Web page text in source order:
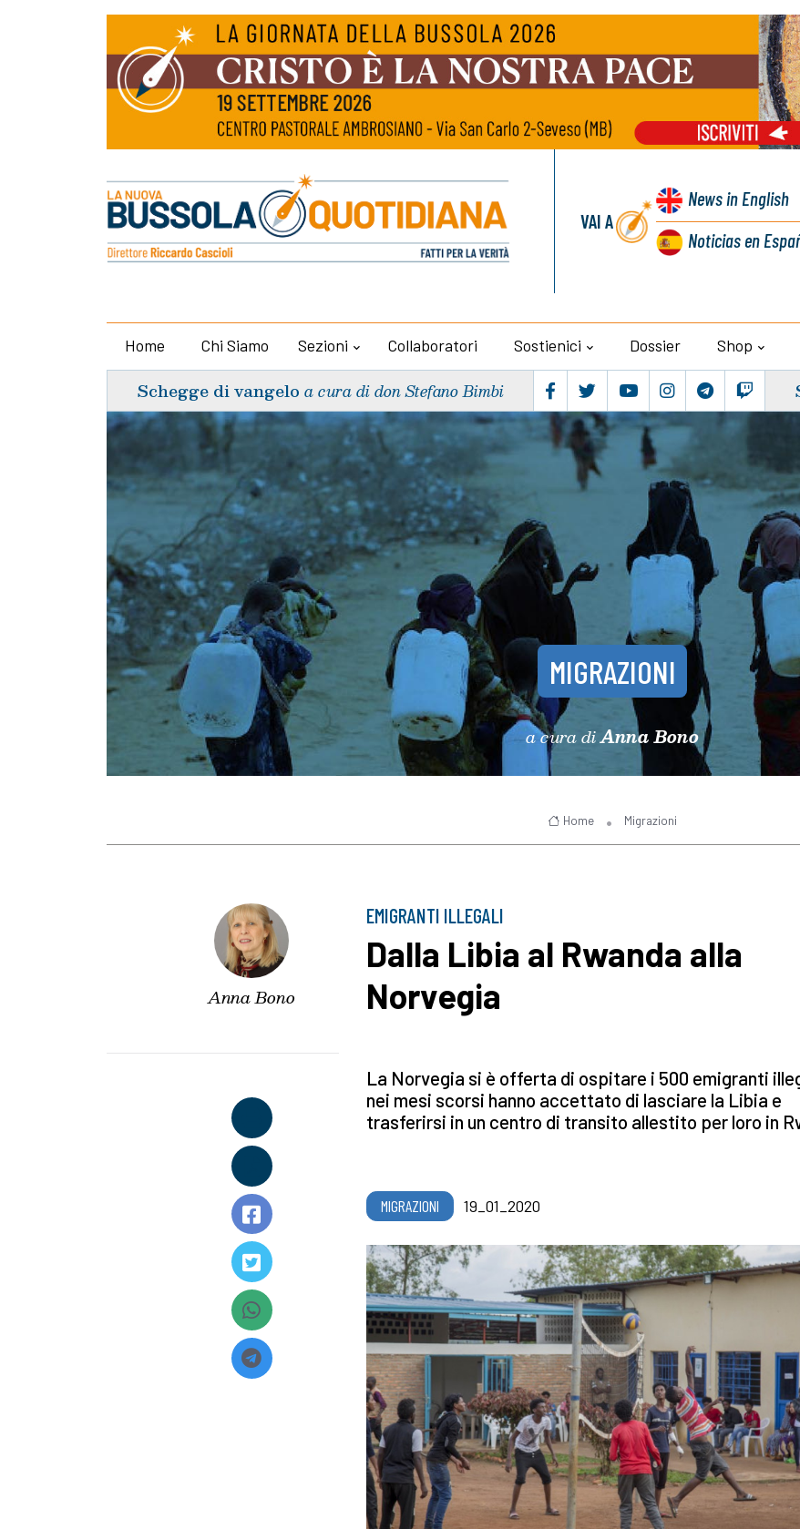
VAI A
Newsin English
Noticiasen
Home Chi Siamo Sezioni Collaboratori Sostienici Dossier Shop
Schegge di vangelo a cura di don Stefano Bimbi
MIGRAZIONI
a cura diAnna Bono
Home Migrazioni
Anna Bono
EMIGRANTI ILLEGALI
Dalla Libia al Rwanda alla
Norvegia
La Norvegia si è offerta di ospitare i 500 emigranti
nei mesi scorsi hanno accettato di lasciare la Libia e
trasferirsi in un centro di transito allestito per loro in
MIGRAZIONI 19_01_2020